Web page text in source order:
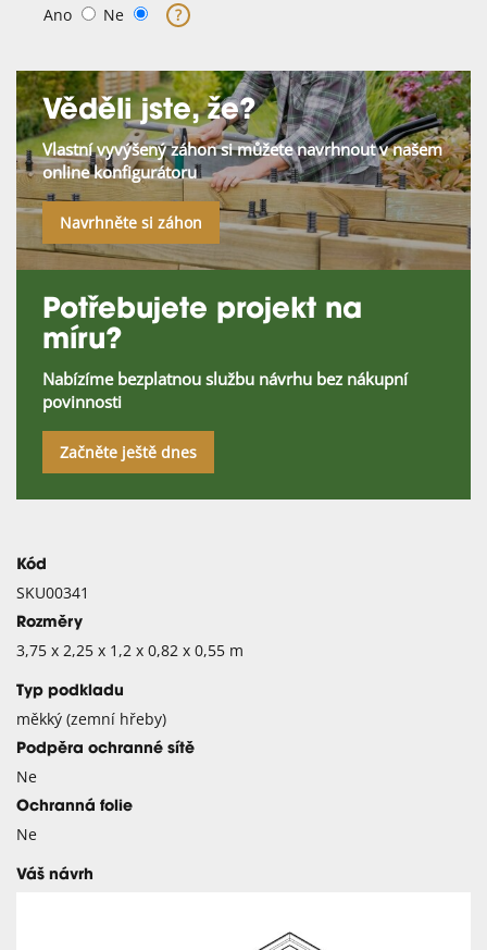
Ano
Ne ?
Věděli jste, že?
Vlastní vyvýšený záhon si můžete navrhnout v našem
online konfigurátoru
Navrhněte si záhon
Potřebujete projekt na
míru?
Nabízíme bezplatnou službu návrhu bez nákupní
povinnosti
Začněte ještě dnes
Kód
SKU00341
Rozměry
3,75 x 2,25 x 1,2 x 0,82 x 0,55 m
Typ podkladu
měkký (zemní hřeby)
Podpěra ochranné sítě
Ne
Ochranná folie
Ne
Váš návrh